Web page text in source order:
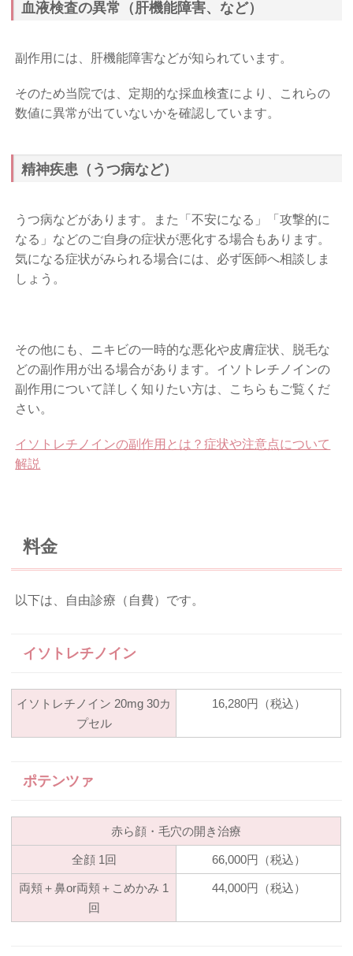
血液検査の異常（肝機能障害、など）
副作用には、肝機能障害などが知られています。
そのため当院では、定期的な採血検査により、これらの
数値に異常が出ていないかを確認しています。
精神疾患（うつ病など）
うつ病などがあります。また「不安になる」「攻撃的に
なる」などのご自身の症状が悪化する場合もあります。
気になる症状がみられる場合には、必ず医師へ相談しま
しょう。
その他にも、ニキビの一時的な悪化や皮膚症状、脱毛な
どの副作用が出る場合があります。イソトレチノインの
副作用について詳しく知りたい方は、こちらもご覧くだ
さい。
イソトレチノインの副作用とは？症状や注意点について
解説
料金
以下は、自由診療（自費）です。
イソトレチノイン
イソトレチノイン 20mg 30カ
プセル
16,280円（税込）
ポテンツァ
赤ら顔・毛穴の開き治療
全顔 1回 66,000円（税込）
両頬＋鼻or両頬＋こめかみ 1
回
44,000円（税込）